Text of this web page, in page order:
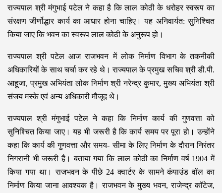
राज्यपाल श्री मंगुभाई पटेल ने कहा है कि लाल कोठी के धरोहर स्वरूप का
संरक्षण जीर्णोद्धार कार्य का आधार होना चाहिए। यह अनिवार्यत: सुनिश्चित
किया जाए कि भवन का स्वरूप लाल कोठी के अनुरूप हो।
राज्यपाल श्री पटेल आज राजभवन में लोक निर्माण विभाग के तकनीकी
अधिकारियों के साथ चर्चा कर रहे थे। राज्यपाल के प्रमुख सचिव श्री डी.पी.
आहूजा, प्रमुख अभियंता लोक निर्माण श्री नरेन्द्र कुमार, मुख्य अभियंता श्री
संजय मस्के एवं अन्य अधिकारी मौजूद थे।
राज्यपाल श्री मंगुभाई पटेल ने कहा कि निर्माण कार्य की गुणवत्ता को
सुनिश्चित किया जाए। यह भी जरूरी है कि कार्य समय पर पूरा हो। उन्होंने
कहा कि कार्य की गुणवत्ता और समय- सीमा के लिए निर्माण के दौरान निरंतर
निगरानी भी जरूरी है। बताया गया कि लाल कोठी का निर्माण वर्ष 1904 में
किया गया था। राजभवन के पीछे 24 क्वार्टर के सामने कंपाउंड वॉल का
निर्माण किया जाना आवश्यक है। राजभवन के मुख्य भवन, राजेन्द्र कॉटेज,